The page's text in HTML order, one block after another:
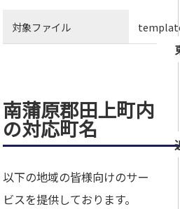
対象ファイル
南蒲原郡田上町内
の対応町名
以下の地域の皆様向けのサー
ビスを提供しております。